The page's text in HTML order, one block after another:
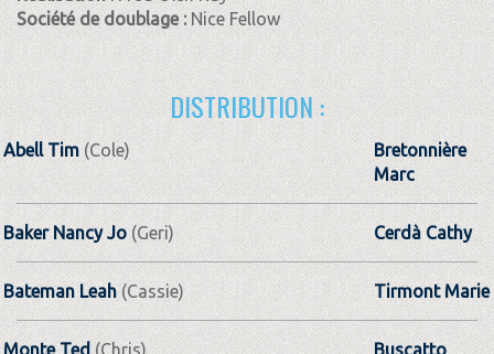
Société de doublage :Nice Fellow
DISTRIBUTION :
Abell Tim (Cole)
Bretonnière
Marc
Baker Nancy Jo(Geri) Cerdà Cathy
Bateman Leah(Cassie) Tirmont Marie
Monte Ted(Chris) Buscatto